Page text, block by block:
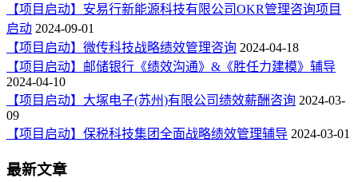
【项目启动】安易行新能源科技有限公司OKR管理咨询项目
启动 2024-09-01
【项目启动】微传科技战略绩效管理咨询 2024-04-18
【项目启动】邮储银行《绩效沟通》&《胜任力建模》辅导
2024-04-10
【项目启动】大塚电子(苏州)有限公司绩效薪酬咨询 2024-03-
09
【项目启动】保税科技集团全面战略绩效管理辅导 2024-03-01
最新文章